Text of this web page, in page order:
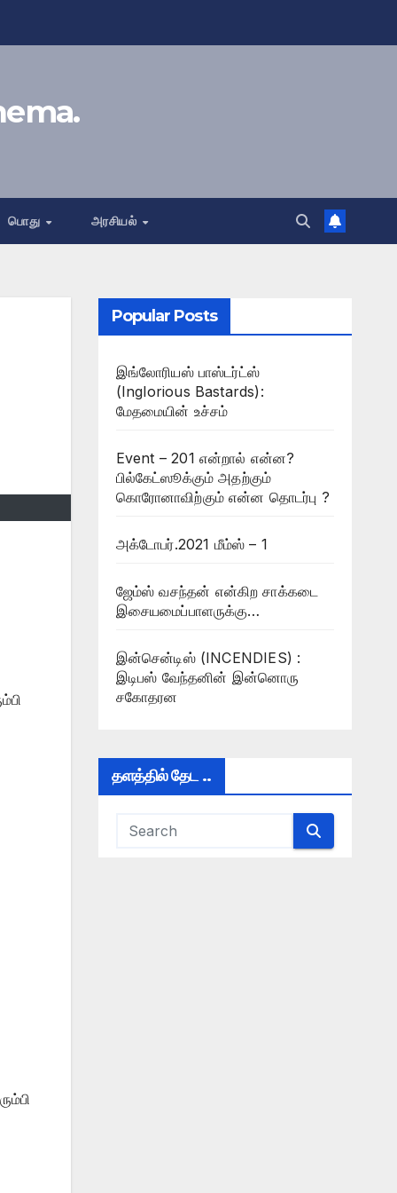
பொது அரசியல்
Popular Posts
இங்லோரியஸ் பாஸ்டர்ட்ஸ்
(Inglorious Bastards):
மேதமையின் உச்சம்
Event – 201 என்றால் என்ன?
பில்கேட்ஸூக்கும் அதற்கும்
கொரோனாவிற்கும் என்ன தொடர்பு ?
அக்டோபர்.2021 மீம்ஸ் – 1
ஜேம்ஸ் வசந்தன் என்கிற சாக்கடை
இசையமைப்பாளருக்கு…
இன்சென்டிஸ் (INCENDIES) :
இடிபஸ் வேந்தனின் இன்னொரு
சகோதரன
தளத்தில் தேட ..